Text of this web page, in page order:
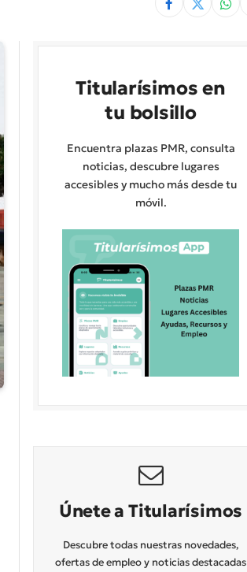
Titularísimos en
tu bolsillo
Encuentra plazas PMR, consulta
noticias, descubre lugares
accesibles y mucho más desde tu
móvil.
Únete a Titularísimos
Descubre todas nuestras novedades,
ofertas de empleo y noticias destacadas